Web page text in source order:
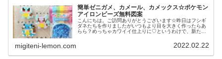
簡単ゼニガメ、カメール、カメックス☆ポケモン
アイロンビーズ無料図案
こんにちは。ご訪問ありがとうございます☆昨日はフシギ
ダネたちを作りましたがいつもより目を大きく作ったらあ
らら？めっちゃカワイイ仕上りに♡というわけで、新たな
migiteni-lemon.com 2022.02.22